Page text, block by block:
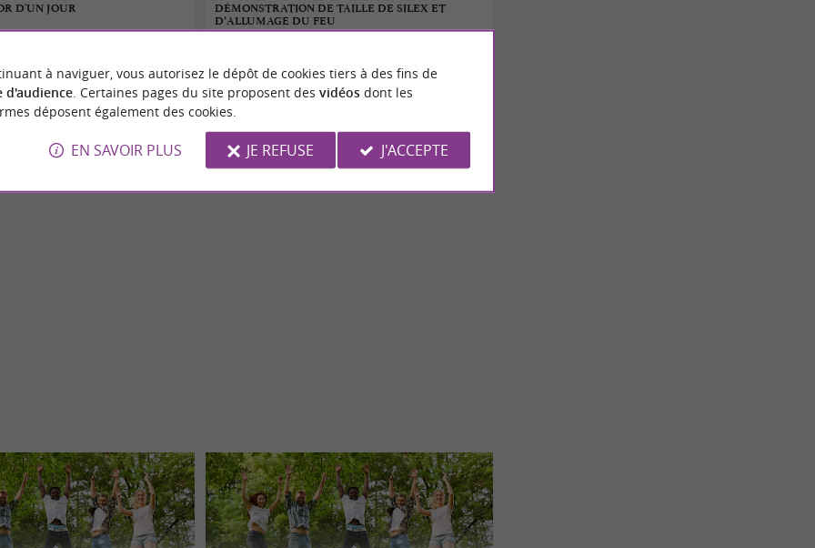
D'UN JOUR
Saint-Agne
DÉMONSTRATION DE TAILLE DE SILEX ET
D’ALLUMAGE DU FEU
Aurignac
à naviguer, vous autorisez le dépôt de cookies tiers à des fins de
d'audience. Certaines pages du site proposent des vidéosdont les
déposent également des cookies.
EN SAVOIR PLUS JE REFUSE J'ACCEPTE